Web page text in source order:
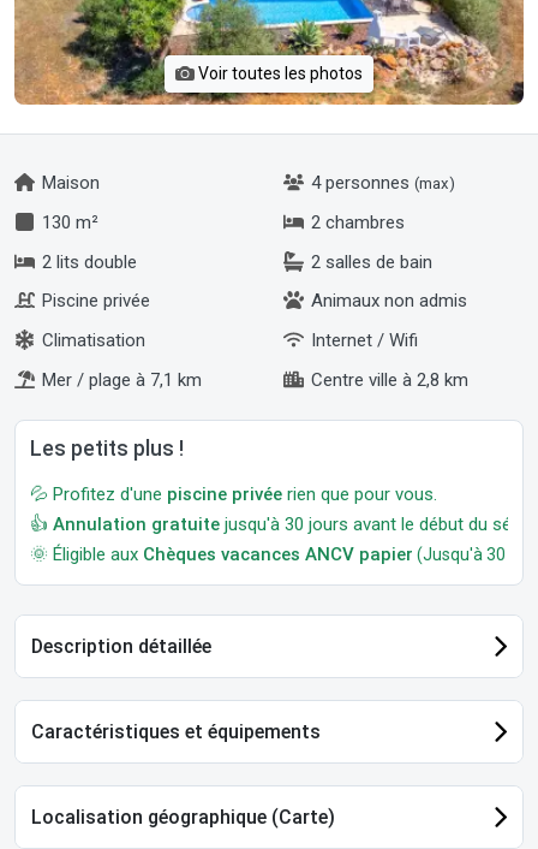
Voir toutes les photos
Maison 4 personnes (max)
130 m²
2 chambres
2 lits double
2 salles de bain
Piscine privée
Animaux non admis
Climatisation
Internet / Wifi
Mer / plage à 7,1 km
Centre ville à 2,8 km
Les petits plus !
💦 Profitez d'une piscine privée rien que pour vous.
👍 Annulation gratuite jusqu'à 30 jours avant le début du
🌞 Éligible aux Chèques vacances ANCV papier (Jusqu'à 30
Description détaillée
Caractéristiques et équipements
Localisation géographique (Carte)